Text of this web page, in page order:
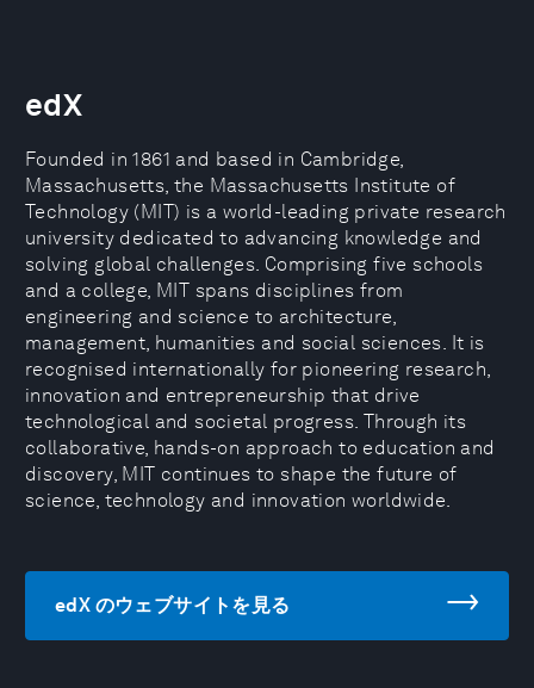
edX
Founded in 1861 and based in Cambridge,
Massachusetts, the Massachusetts Institute of
Technology (MIT) is a world-leading private research
university dedicated to advancing knowledge and
solving global challenges. Comprising five schools
and a college, MIT spans disciplines from
engineering and science to architecture,
management, humanities and social sciences. It is
recognised internationally for pioneering research,
innovation and entrepreneurship that drive
technological and societal progress. Through its
collaborative, hands-on approach to education and
discovery, MIT continues to shape the future of
science, technology and innovation worldwide.
edX のウェブサイトを見る